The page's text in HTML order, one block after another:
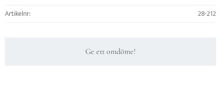
Artikelnr
28-212
Ge ett omdöme!